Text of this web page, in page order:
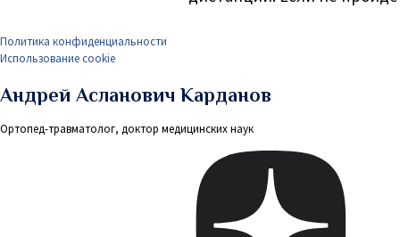
Политика конфиденциальности
Использование cookie
Андрей Асланович Карданов
Ортопед-травматолог, доктор медицинских наук